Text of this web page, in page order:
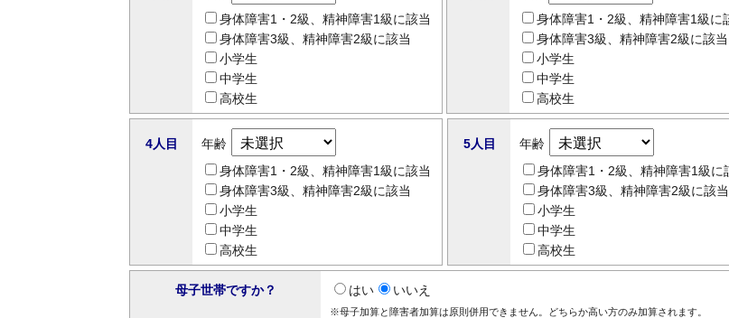
身体障害1・2級、精神障害1級に該当
身体障害3級、精神障害2級に該当
小学生
中学生
高校生
身体障害1・2級、精神障害1級に
身体障害3級、精神障害2級に該当
小学生
中学生
高校生
4人目
年齢
身体障害1・2級、精神障害1級に該当
身体障害3級、精神障害2級に該当
小学生
中学生
高校生
5人目
年齢
身体障害1・2級、精神障害1級に
身体障害3級、精神障害2級に該当
小学生
中学生
高校生
母子世帯ですか？ はい いいえ
※母子加算と障害者加算は原則併用できません。どちらか高い方のみ加算されます。